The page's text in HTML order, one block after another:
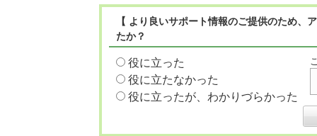
【 より良いサポート情報のご提供のため
たか？
役に立った
役に立たなかった
役に立ったが、わかりづらかった